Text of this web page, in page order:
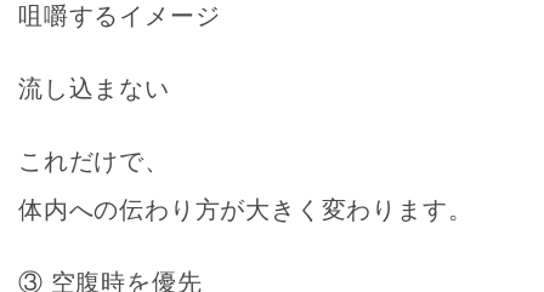
咀嚼するイメージ
流し込まない
これだけで、
体内への伝わり方が大きく変わります。
③ 空腹時を優先